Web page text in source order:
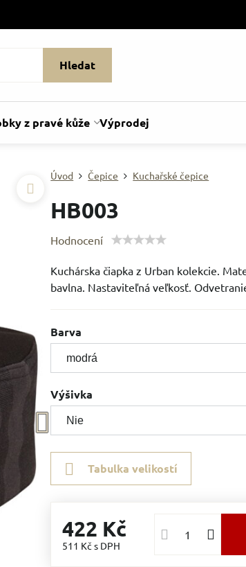
Hledat
z pravé kůže Výprodej
Úvod Čepice Kuchařské čepice
HB003
Hodnocení
Kuchárska čiapka z Urban kolekcie.
bavlna. Nastaviteľná veľkosť.
Barva
Výšivka
Tabulka velikostí
422 Kč
511 Kčs DPH